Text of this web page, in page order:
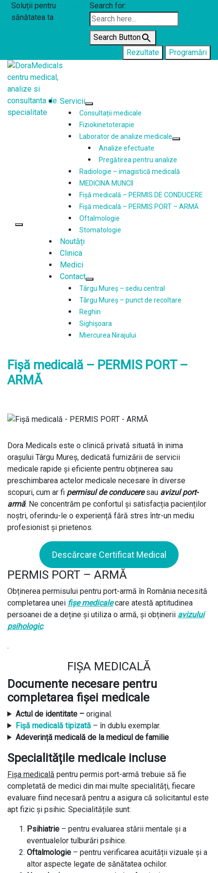
Soluții pentru
sănătatea ta
Sună-Search for:
Search Button
Rezultate
Programări
Expertiza ta medicală de încredere
Servicii
Show
Servicii
submenu
Hide
Servicii
submenu
Consultații medicale
Fiziokinetoterapie
Laborator de analize medicale
de
medicale
submenu
de
medicale
submenu
Analize efectuate
Pregătirea pentru analize
Radiologie – imagistică medicală
MEDICINA MUNCII
Fișă medicală – PERMIS DE CONDUCERE
Fișă medicală – PERMIS PORT – ARMĂ
Oftalmologie
Stomatologie
Noutăți
Clinica
Medici
Contact
Show
Contact
submenu
Hide
Contact
submenu
Târgu Mureș – sediu central
Târgu Mureș – punct de recoltare
Reghin
Sighișoara
Miercurea Nirajului
Fișă medicală – PERMIS PORT –
ARMĂ
Dora Medicals este o clinică privată situată în inima
orașului Târgu Mureș, dedicată furnizării de servicii
medicale rapide și eficiente pentru obținerea sau
preschimbarea actelor medicale necesare în diverse
scopuri, cum ar fi permisul de conduceresau avizul port-
armă. Ne concentrăm pe confortul și satisfacția pacienților
noștri, oferindu-le o experiență fără stres într-un mediu
profesionist și prietenos.
Descărcare Certificat Medical
PERMIS PORT – ARMĂ
Obținerea permisului pentru port-armă în România necesită
completarea unei fișe medicalecare atestă aptitudinea
persoanei de a deține și utiliza o armă, și obținerii avizului
psihologic.
.
FIȘA MEDICALĂ
Documente necesare pentru
completarea fișei medicale
Actul de identitate – original.
Fișă medicală tipizată– în dublu exemplar.
Adeverință medicală de la medicul de familie
Specialitățile medicale incluse
Fișa medicală pentru permis port-armă trebuie să fie
completată de medici din mai multe specialități, fiecare
evaluare fiind necesară pentru a asigura că solicitantul este
apt fizic și psihic. Specialitățile sunt:
Psihiatrie – pentru evaluarea stării mentale și a
eventualelor tulburări psihice.
Oftalmologie – pentru verificarea acuității vizuale și a
altor aspecte legate de sănătatea ochilor.